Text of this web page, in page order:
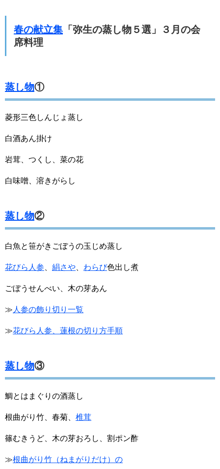
春の献立集 「弥生の蒸し物５選」３月の会
席料理
蒸し物①
菱形三色しんじょ蒸し
白酒あん掛け
岩茸、つくし、菜の花
白味噌、溶きがらし
蒸し物②
白魚と笹がきごぼうの玉じめ蒸し
花びら人参 絹さや わらび色出し煮
ごぼうせんべい、木の芽あん
≫ 人参の飾り切り一覧
≫花びら人参、蓮根の切り方手順
蒸し物③
鯛とはまぐりの酒蒸し
根曲がり竹、春菊、 椎茸
篠むきうど、木の芽おろし、割ポン酢
≫根曲がり竹（ねまがりだけ）の